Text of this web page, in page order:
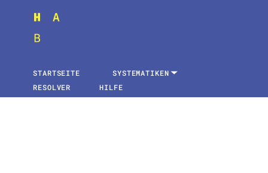
STARTSEITE
SYSTEMATIKEN
RESOLVER
HILFE